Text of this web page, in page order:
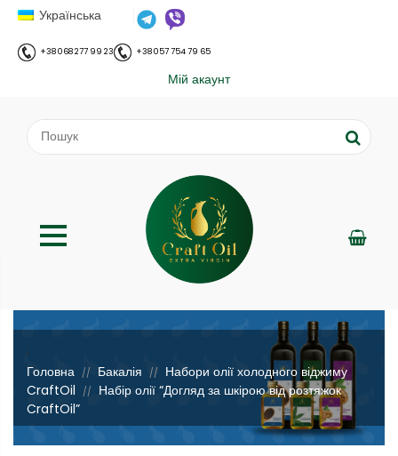
Українська
+38 068 277 99 23 +38 057 754 79 65
Мій акаунт
;
Головна // Бакалія //
Набори олії холодного віджиму
CraftOil
//
Набір олії “Догляд за шкірою від розтяжок
CraftOil”